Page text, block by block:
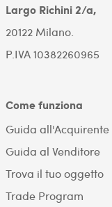
Largo Richini 2/a,
20122 Milano.
P.IVA 10382260965
Come funziona
Guida all'Acquirente
Guida al Venditore
Trova il tuo oggetto
Trade Program